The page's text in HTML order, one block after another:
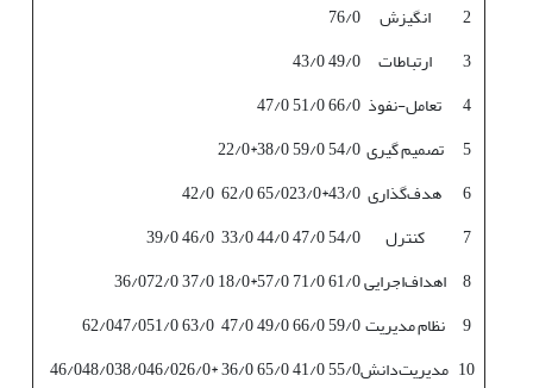
2
انگیزش 76/0
3
ارتباطات 49/0
43/0
4
تعامل-نفوذ 66/0
51/0
47/0
5
تصمیم گیری54/0
59/0
38/0
*22/0
6
هدف‌گذاری 43/0
*23/0
65/0
62/0
42/0
7
کنترل 54/0
47/0
44/0
33/0
46/0
39/0
8 اهداف‌اجرایی‌61/0
71/0
57/0
*18/0
37/0
72/0
36/0
9 نظام مدیریت59/0
66/0
49/0
47/0
63/0
51/0
47/0
62/0
10 مدیریت‌دانش55/0
41/0
65/0
36/0
*26/0
46/0
38/0
48/0
46/0